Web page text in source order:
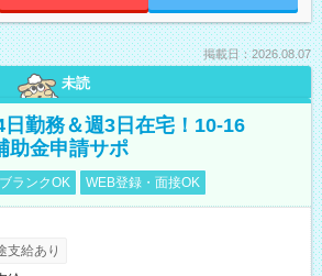
掲載日：2026.08.07
未読
勤務＆週3日在宅！10-16
助金申請サポ
ブランクOK WEB登録・面接OK
支給あり